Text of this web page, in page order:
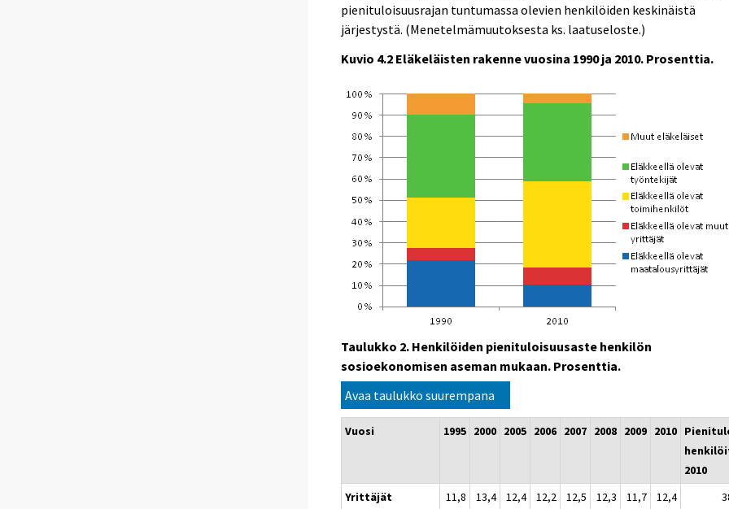
pienituloisuusrajan tuntumassa olevien henkilöiden keskinäistä
järjestystä. (Menetelmämuutoksesta ks. laatuseloste.)
Kuvio 4.2 Eläkeläisten rakenne vuosina 1990 ja 2010. Prosenttia.
Taulukko 2. Henkilöiden pienituloisuusaste henkilön
sosioekonomisen aseman mukaan. Prosenttia.
Avaa taulukko suurempana
Vuosi 1995 2000 2005 2006 2007 2008 2009 2010
2010
Yrittäjät
11,8 13,4 12,4 12,2 12,5 12,3 11,7 12,4